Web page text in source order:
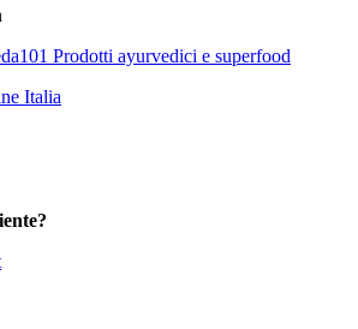
Prodotti ayurvedici e superfood